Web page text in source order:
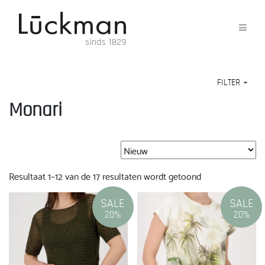
FILTER +
Monari
Resultaat 1–12 van de 17 resultaten wordt getoondGesorteerd
op
nieuwste
SALE
20%
SALE
20%